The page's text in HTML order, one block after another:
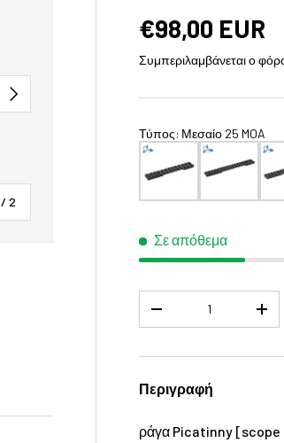
/του
2
Επόμενο
€98,00 EUR
Συμπεριλαμβάνεται ο
Τύπος: Μεσαίο 25 MOA
Σε απόθεμα
-
+
Περιγραφή
ράγα Picatinny [scope